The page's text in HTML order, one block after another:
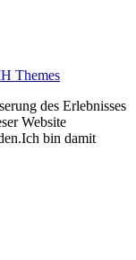
Themes
des Erlebnisses
Website
Ich bin damit